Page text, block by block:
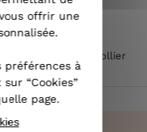
Collier
au coeur jaune
offrir une
préférences à
“Cookies”
page.